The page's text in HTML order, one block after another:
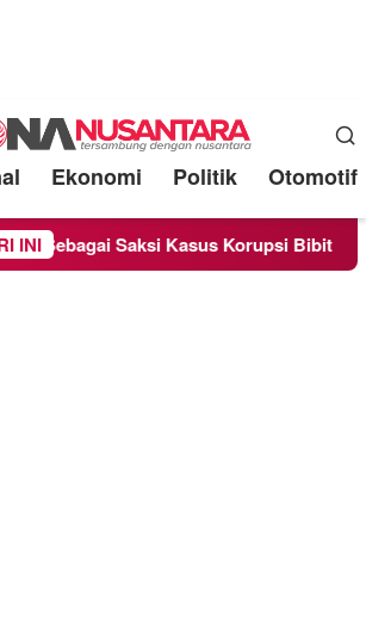
Ekonomi Politik Otomotif
INI Saksi Kasus Korupsi Bibit Nanas